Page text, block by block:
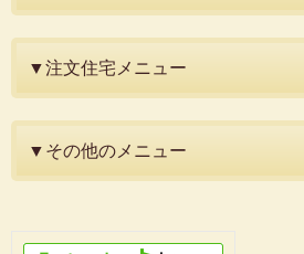
▼注文住宅メニュー
▼その他のメニュー